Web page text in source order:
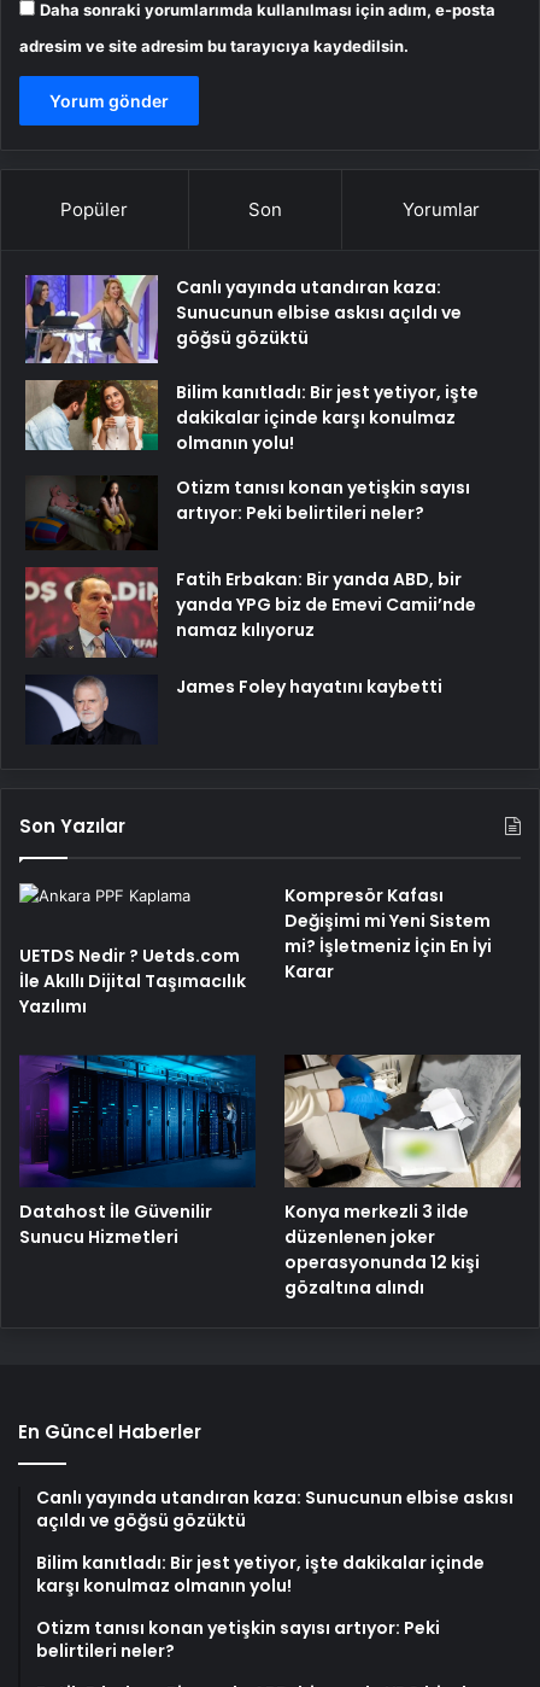
Daha sonraki yorumlarımda kullanılması için adım, e-posta
adresim ve site adresim bu tarayıcıya kaydedilsin.
Popüler Son Yorumlar
Canlı yayında utandıran kaza:
Sunucunun elbise askısı açıldı ve
göğsü gözüktü
Bilim kanıtladı: Bir jest yetiyor, işte
dakikalar içinde karşı konulmaz
olmanın yolu!
Otizm tanısı konan yetişkin sayısı
artıyor: Peki belirtileri neler?
Fatih Erbakan: Bir yanda ABD, bir
yanda YPG biz de Emevi Camii’nde
namaz kılıyoruz
James Foley hayatını kaybetti
Son Yazılar
UETDS Nedir ? Uetds.com
İle Akıllı Dijital Taşımacılık
Yazılımı
Kompresör Kafası
Değişimi mi Yeni Sistem
mi? İşletmeniz İçin En İyi
Karar
Datahost İle Güvenilir
Sunucu Hizmetleri
Konya merkezli 3 ilde
düzenlenen joker
operasyonunda 12 kişi
gözaltına alındı
En Güncel Haberler
Canlı yayında utandıran kaza: Sunucunun elbise askısı
açıldı ve göğsü gözüktü
Bilim kanıtladı: Bir jest yetiyor, işte dakikalar içinde
karşı konulmaz olmanın yolu!
Otizm tanısı konan yetişkin sayısı artıyor: Peki
belirtileri neler?